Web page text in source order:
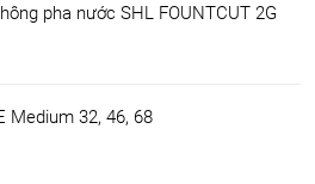
pha nước SHL FOUNTCUT 2G
Medium 32, 46, 68